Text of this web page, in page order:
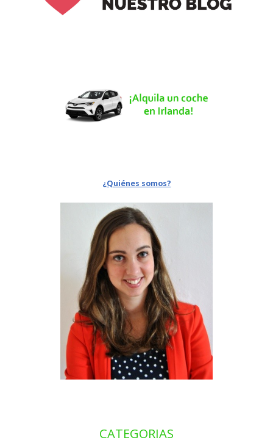
¿Quiénes somos?
CATEGORIAS